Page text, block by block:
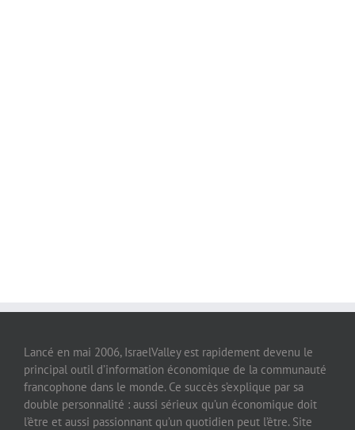
Lancé en mai 2006, IsraelValley est rapidement devenu le
principal outil d’information économique de la communauté
francophone dans le monde. Ce succès s’explique par sa
double personnalité : aussi sérieux qu’un économique doit
l’être et aussi passionnant qu’un quotidien peut l’être. Site